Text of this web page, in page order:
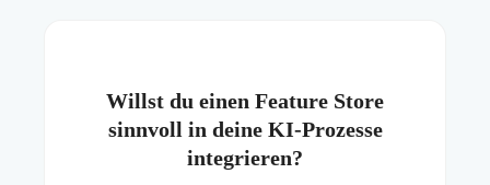
Willst du einen Feature Store
sinnvoll in deine KI-Prozesse
integrieren?